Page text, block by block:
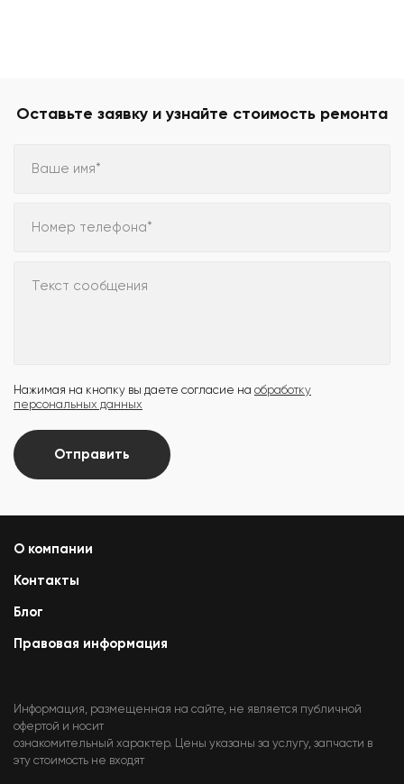
Оставьте заявку и узнайте стоимость ремонта
Ваше имя*
Номер телефона*
Текст сообщения
Нажимая на кнопку вы даете согласие на обработку
персональных данных
Отправить
О компании
Контакты
Блог
Правовая информация
Информация, размещенная на сайте, не является публичной
офертой и носит
ознакомительный характер. Цены указаны за услугу, запчасти в
эту стоимость не входят